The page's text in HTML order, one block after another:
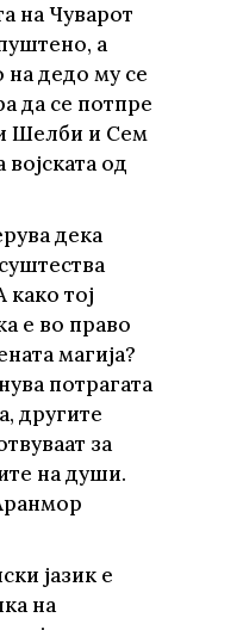
на Чуварот
а
на дедо му се
да се потпре
Шелби и Сем
од
дека
како тој
е во право
магија?
потрагата
другите
за
на души.
јазик е
на